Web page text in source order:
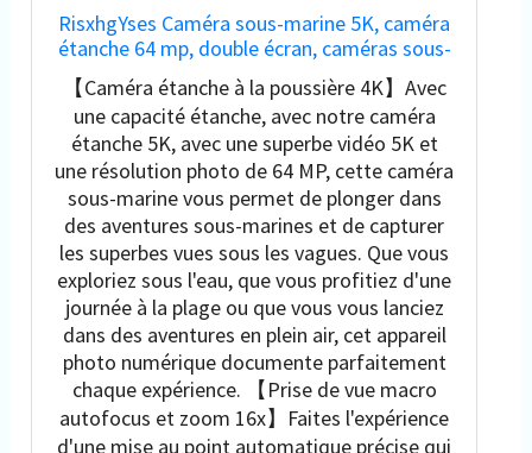
RisxhgYses Caméra sous-marine 5K, caméra
étanche 64 mp, double écran, caméras sous-
marines pour la plongée avec tuba, zoom
numérique 16x, WiFi, appareil photo
numérique étanche, batterie 1200 mAh
【Caméra étanche à la poussière 4K】Avec
une capacité étanche, avec notre caméra
étanche 5K, avec une superbe vidéo 5K et
une résolution photo de 64 MP, cette caméra
sous-marine vous permet de plonger dans
des aventures sous-marines et de capturer
les superbes vues sous les vagues. Que vous
exploriez sous l'eau, que vous profitiez d'une
journée à la plage ou que vous vous lanciez
dans des aventures en plein air, cet appareil
photo numérique documente parfaitement
chaque expérience. 【Prise de vue macro
autofocus et zoom 16x】Faites l'expérience
d'une mise au point automatique précise qui